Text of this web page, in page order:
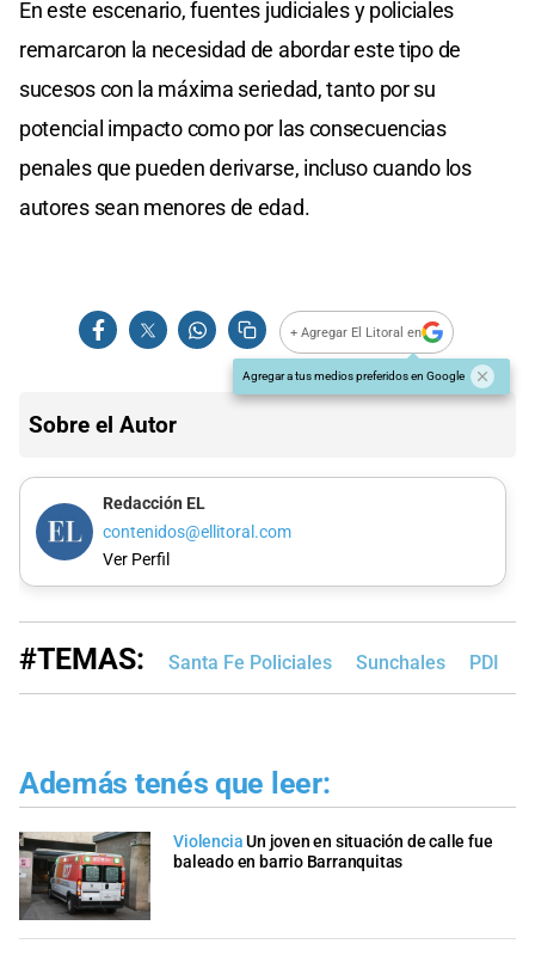
En este escenario, fuentes judiciales y policiales
remarcaron la necesidad de abordar este tipo de
sucesos con la máxima seriedad, tanto por su
potencial impacto como por las consecuencias
penales que pueden derivarse, incluso cuando los
autores sean menores de edad.
+ Agregar El Litoral en
Agregar a tus medios preferidos en Google
Sobre el Autor
Redacción EL
contenidos@ellitoral.com
Ver Perfil
#TEMAS: Santa Fe Policiales Sunchales PDI
Además tenés que leer:
ViolenciaUn joven en situación de calle fue
baleado en barrio Barranquitas